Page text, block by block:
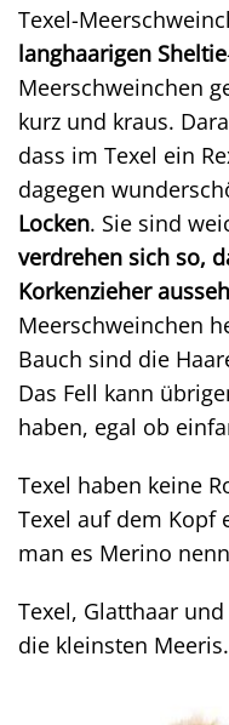
Texel-
langhaarigen Sheltie
Meerschweinchen
kurz und kraus.
dass im Texel ein
dagegen
Locken. Sie sind
verdrehen sich so,
Korkenzieher
Meerschweinchen
Bauch sind die
Das Fell kann
haben, egal ob
Texel haben keine
Texel auf dem Kopf
man es Merino
Texel, Glatthaar
die kleinsten Meeris.